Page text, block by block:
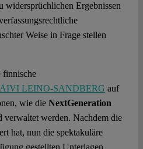
widersprüchlichen Ergebnissen
Weise in Frage stellen
finnische
LEINO-SANDBERG auf
wie die NextGeneration
verwaltet werden. Nachdem die
hat, nun die spektakuläre
gestellten Unterlagen